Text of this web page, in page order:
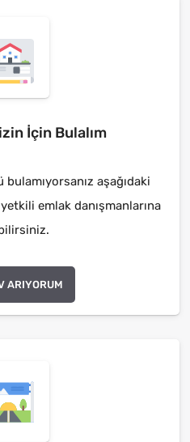
İçin Bulalım
bulamıyorsanız aşağıdaki
emlak danışmanlarına
ARIYORUM